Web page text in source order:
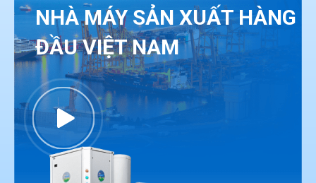
NHÀ MÁY SẢN XUẤT HÀNG
ĐẦU VIỆT NAM